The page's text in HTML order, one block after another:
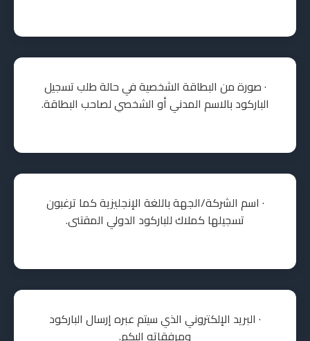
· صورة من البطاقة الشخصية في حالة طلب تسجيل
الباركود بالاسم المدني أو الشخصي لصاحب البطاقة.
· اسم الشركة/الجهة باللغة الإنجليزية كما ترغبون
تسجيلها كملاك للباركود الدولي المقتنى.
· البريد الإلكتروني الذي سيتم عبره إرسال الباركود
ومرفقاته إليكم.